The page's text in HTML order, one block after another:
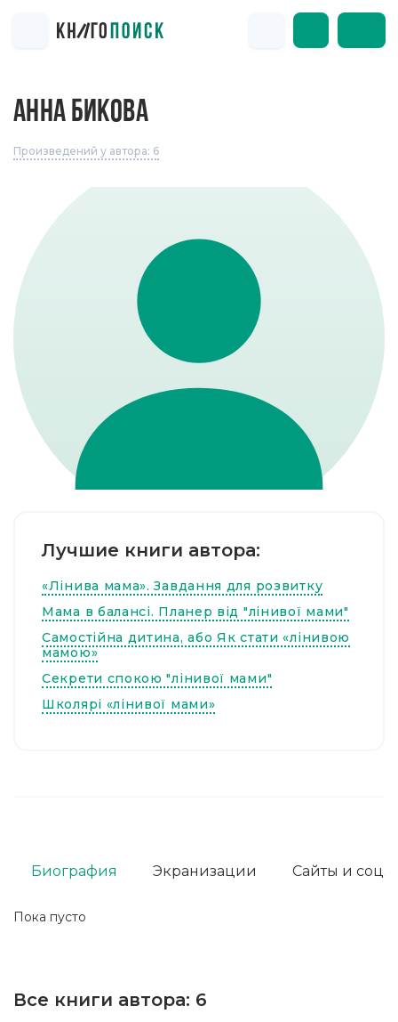
АННА БИКОВА
Произведений у автора: 6
Лучшие книги автора:
«Лінива мама». Завдання для розвитку
Мама в балансі. Планер від "лінивої мами"
Самостійна дитина, або Як стати «лінивою
мамою»
Секрети спокою "лінивої мами"
Школярі «лінивої мами»
Пока пусто
Биография Экранизации Сайты и соц.
Все книги автора: 6